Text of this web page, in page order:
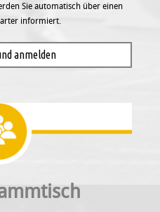
Sie automatisch über einen
informiert.
anmelden